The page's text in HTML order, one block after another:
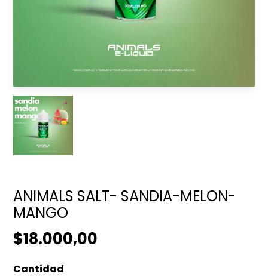
ANIMALS SALT- SANDIA-MELON-
MANGO
$18.000,00
Cantidad